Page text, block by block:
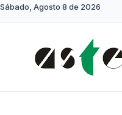
Sábado, Agosto 8 de 2026